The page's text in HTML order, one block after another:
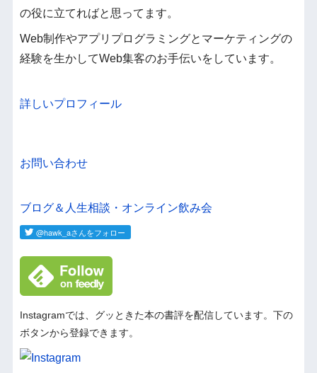
の役に立てればと思ってます。
Web制作やアプリプログラミングとマーケティングの
経験を生かしてWeb集客のお手伝いをしています。
詳しいプロフィール
お問い合わせ
ブログ＆人生相談・オンライン飲み会
Instagramでは、グッときた本の書評を配信しています。下の
ボタンから登録できます。